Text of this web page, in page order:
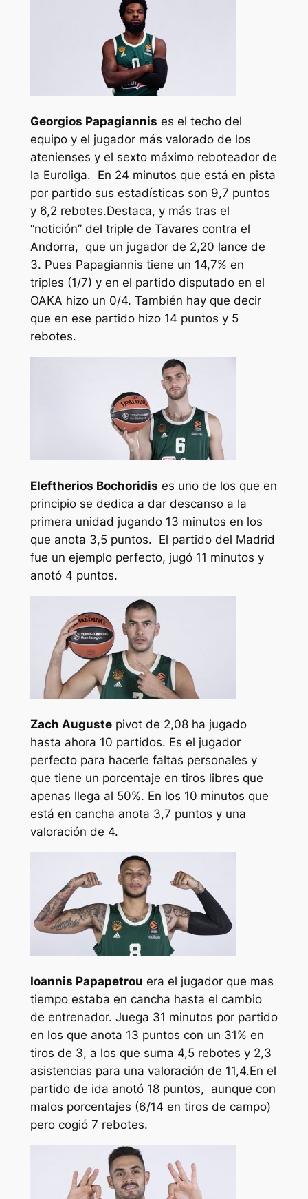
Georgios Papagiannis es el techo del
equipo y el jugador más valorado de los
atenienses y el sexto máximo reboteador de
la Euroliga. En 24 minutos que está en pista
por partido sus estadísticas son 9,7 puntos
y 6,2 rebotes.Destaca, y más tras el
“notición” del triple de Tavares contra el
Andorra, que un jugador de 2,20 lance de
3. Pues Papagiannis tiene un 14,7% en
triples (1/7) y en el partido disputado en el
OAKA hizo un 0/4. También hay que decir
que en ese partido hizo 14 puntos y 5
rebotes.
Eleftherios Bochoridis es uno de los que en
principio se dedica a dar descanso a la
primera unidad jugando 13 minutos en los
que anota 3,5 puntos. El partido del Madrid
fue un ejemplo perfecto, jugó 11 minutos y
anotó 4 puntos.
Zach Augustepivot de 2,08 ha jugado
hasta ahora 10 partidos. Es el jugador
perfecto para hacerle faltas personales y
que tiene un porcentaje en tiros libres que
apenas llega al 50%. En los 10 minutos que
está en cancha anota 3,7 puntos y una
valoración de 4.
Ioannis Papapetrou era el jugador que mas
tiempo estaba en cancha hasta el cambio
de entrenador. Juega 31 minutos por partido
en los que anota 13 puntos con un 31% en
tiros de 3, a los que suma 4,5 rebotes y 2,3
asistencias para una valoración de 11,4.En el
partido de ida anotó 18 puntos, aunque con
malos porcentajes (6/14 en tiros de campo)
pero cogió 7 rebotes.